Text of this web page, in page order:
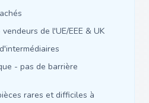
de l'UE/EEE & UK
- pas de barrière
rares et difficiles à